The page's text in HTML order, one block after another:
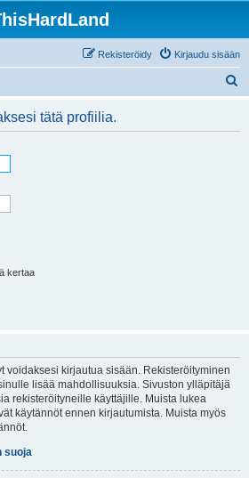
Kirjaudu sisään
Rekisteröidy
tätä profiilia.
kertaa
voidaksesi kirjautua sisään. Rekisteröityminen
lisää mahdollisuuksia. Sivuston ylläpitäjä
rekisteröityneille käyttäjille. Muista lukea
käytännöt ennen kirjautumista. Muista myös
suoja